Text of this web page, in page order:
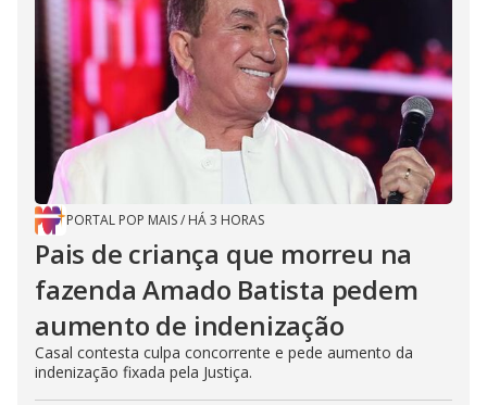
PORTAL POP MAIS/ HÁ 3 HORAS
Pais de criança que morreu na
fazenda Amado Batista pedem
aumento de indenização
Casal contesta culpa concorrente e pede aumento da
indenização fixada pela Justiça.